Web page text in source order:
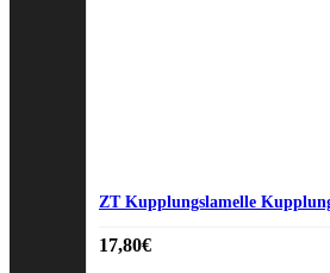
ZT Kupplungslamelle
17,80€